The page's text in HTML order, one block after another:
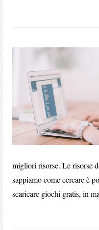
migliori risorse. Le risorse
sappiamo come cercare è
scaricare giochi gratis, in